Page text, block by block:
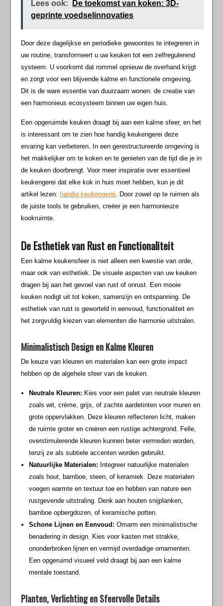
Lees ook:
De toekomst van koken: 3D-
geprinte voedselinnovaties
Door deze dagelijkse en periodieke gewoontes te integreren in
uw routine, transformeert u uw keuken tot een zelfregulerend
systeem. U voorkomt dat rommel opnieuw de overhand krijgt
en zorgt voor een blijvende kalme en functionele omgeving.
Dit is de ware essentie van duurzaam wonen: de creatie van
een harmonieus ecosysteem binnen uw eigen huis.
Een opgeruimde keuken draagt bij aan een kalme sfeer, en het
is interessant om te zien hoe handig keukengerei deze
ervaring kan verbeteren. In een gerestructureerde omgeving is
het makkelijker om te koken en te genieten van de tijd die je in
de keuken doorbrengt. Voor meer inspiratie over essentieel
keukengerei dat elke kok in huis moet hebben, kun je dit
artikel lezen: handig keukengerei. Door zowel op te ruimen als
de juiste tools te gebruiken, creëer je een harmonieuze
kookruimte.
De Esthetiek van Rust en Functionaliteit
Een kalme keukensfeer is niet alleen een kwestie van orde,
maar ook van esthetiek. De visuele aspecten van uw keuken
dragen bij aan het gevoel van rust of onrust. Een mooie
keuken nodigt uit tot koken, samenzijn en ontspanning. De
esthetiek van rust is geworteld in eenvoud, functionaliteit en
het zorgvuldig kiezen van elementen die harmonie uitstralen.
Minimalistisch Design en Kalme Kleuren
De keuze van kleuren en materialen kan een grote impact
hebben op de algehele sfeer van de keuken.
Neutrale Kleuren: Kies voor een palet van neutrale kleuren
zoals wit, crème, grijs, of zachte aardetinten voor muren en
grote oppervlakken. Deze kleuren reflecteren licht, maken
de ruimte groter en creëren een rustige achtergrond. Felle,
overstimulerende kleuren kunnen beter vermeden worden,
tenzij ze als subtiele accenten worden gebruikt.
Natuurlijke Materialen: Integreer natuurlijke materialen
zoals hout, bamboe, steen, of keramiek. Deze materialen
voegen warmte en textuur toe en hebben van nature een
rustgevende uitstraling. Denk aan houten snijplanken,
bamboe opbergdozen, of keramische potten.
Schone Lijnen en Eenvoud: Omarm een minimalistische
benadering in design. Kies voor kasten met strakke,
ononderbroken lijnen en vermijd overdadige ornamenten.
Een opgeruimd visueel veld draagt bij aan een kalme
mentale toestand.
Planten, Verlichting en Sfeervolle Details